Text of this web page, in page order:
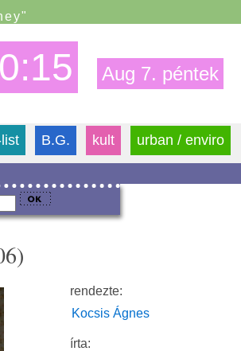
Aug 7. péntek
B.G. kult urban / enviro
rendezte:
Kocsis Ágnes
írta: